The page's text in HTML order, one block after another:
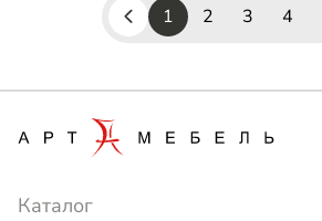
1 2 3 4
Каталог